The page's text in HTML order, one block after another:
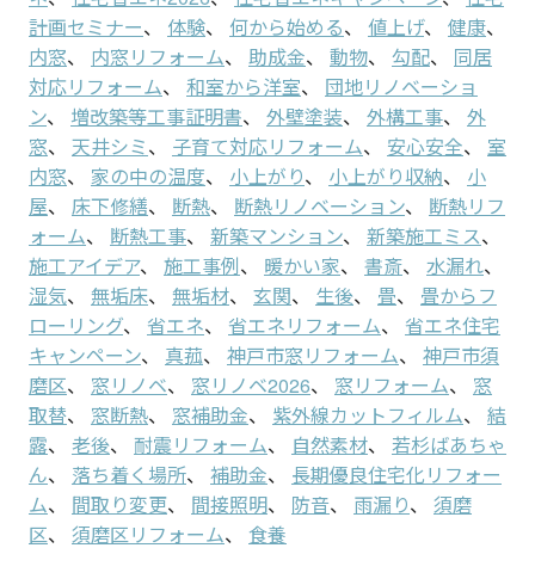
計画セミナー、 体験、 何から始める、 値上げ、 健康、
内窓、 内窓リフォーム、 助成金、 動物、 勾配、
同居
対応リフォーム、 和室から洋室、
団地リノベーショ
ン、 増改築等工事証明書、 外壁塗装、 外構工事、
外
窓、 天井シミ、 子育て対応リフォーム、 安心安全、
室
内窓、 家の中の温度、 小上がり、 小上がり収納、
小
屋、 床下修繕、 断熱、 断熱リノベーション、
断熱リフ
ォーム、 断熱工事、 新築マンション、 新築施工ミス、
施工アイデア、 施工事例、 暖かい家、 書斎、 水漏れ、
湿気、 無垢床、 無垢材、 玄関、 生後、 畳、
畳からフ
ローリング、 省エネ、 省エネリフォーム、
省エネ住宅
キャンペーン、 真菰、 神戸市窓リフォーム、
神戸市須
磨区、 窓リノベ、 窓リノベ2026、 窓リフォーム、
窓
取替、 窓断熱、 窓補助金、 紫外線カットフィルム、
結
露、 老後、 耐震リフォーム、 自然素材、
若杉ばあちゃ
ん、 落ち着く場所、 補助金、
長期優良住宅化リフォー
ム、 間取り変更、 間接照明、 防音、 雨漏り、
須磨
区、 須磨区リフォーム、 食養